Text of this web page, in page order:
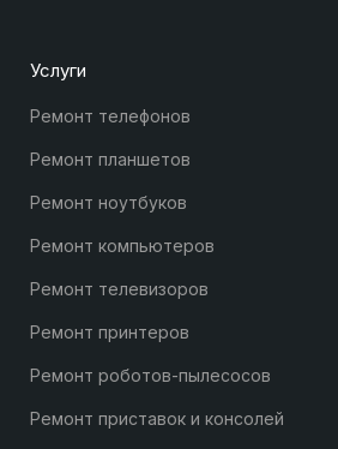
Услуги
Ремонт телефонов
Ремонт планшетов
Ремонт ноутбуков
Ремонт компьютеров
Ремонт телевизоров
Ремонт принтеров
Ремонт роботов-пылесосов
Ремонт приставок и консолей